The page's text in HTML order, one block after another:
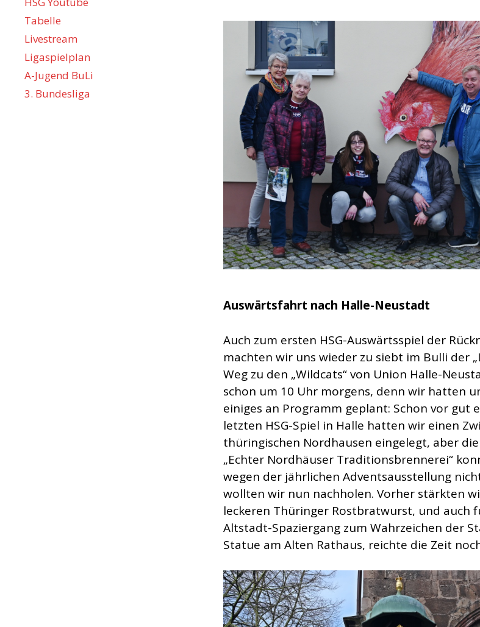
Auswärtsfahrt nach Halle-Neustadt
Auch zum ersten HSG-Auswärtsspiel der
machten wir uns wieder zu siebt im Bulli der
Weg zu den „Wildcats“ von Union Halle-
schon um 10 Uhr morgens, denn wir hatten
einiges an Programm geplant: Schon vor gut
letzten HSG-Spiel in Halle hatten wir einen
thüringischen Nordhausen eingelegt, aber
„Echter Nordhäuser Traditionsbrennerei“
wegen der jährlichen Adventsausstellung
wollten wir nun nachholen. Vorher stärkten
leckeren Thüringer Rostbratwurst, und auch
Altstadt-Spaziergang zum Wahrzeichen der
Statue am Alten Rathaus, reichte die Zeit
Tabelle
Livestream
Ligaspielplan
A-Jugend BuLi
3. Bundesliga